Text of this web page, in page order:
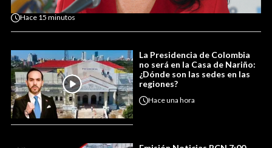
Hace 15 minutos
La Presidencia de Colombia
no será en la Casa de Nariño:
¿Dónde son las sedes en las
regiones?
Haceuna hora